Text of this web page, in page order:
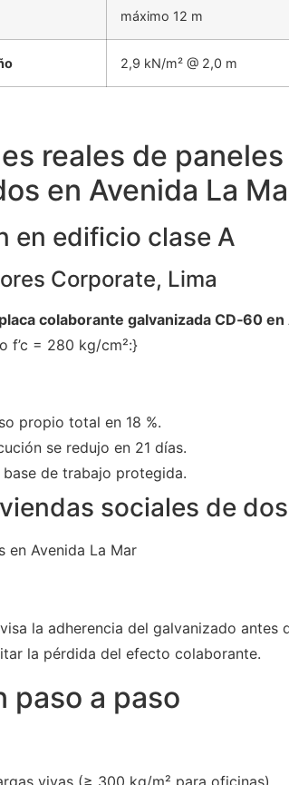
máximo 12 m
2,9 kN/m² @ 2,0 m
reales de
en Avenida La
en edificio clase A
Corporate, Lima
placa colaborante galvanizada CD‑60
f’c = 280 kg/cm²:}
propio total en 18 %.
se redujo en 21 días.
de trabajo protegida.
sociales de
en Avenida La Mar
la adherencia del galvanizado antes
la pérdida del efecto colaborante.
paso a paso
vivas (≥ 300 kg/m² para oficinas).